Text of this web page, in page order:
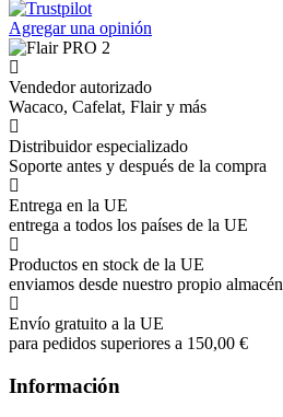
Agregar una opinión
Vendedor autorizado
Wacaco, Cafelat, Flair y más
Distribuidor especializado
Soporte antes y después de la compra
Entrega en la UE
entrega a todos los países de la UE
Productos en stock de la UE
enviamos desde nuestro propio almacén
Envío gratuito a la UE
para pedidos superiores a 150,00 €
Información